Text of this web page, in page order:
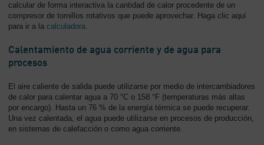
calcular de forma interactiva la cantidad de calor procedente de un
compresor de tornillos rotativos que puede aprovechar. Haga clic aquí
para ir a la calculadora.
Calentamiento de agua corriente y de agua para
procesos
El aire caliente de salida puede utilizarse por medio de intercambiadores
de calor para calentar agua a 70 °C o 158 °F (temperaturas más altas
por encargo). Hasta un 76 % de la energía térmica se puede recuperar.
Una vez calentada, el agua puede utilizarse en procesos de producción,
en sistemas de calefacción o como agua corriente.